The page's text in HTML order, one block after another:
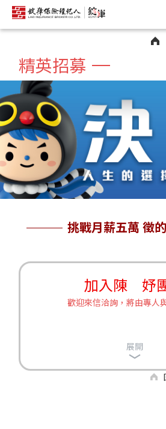
精英招募
挑戰月薪五萬 徵
展開
加入陳 妤
歡迎來信洽詢，將由專人